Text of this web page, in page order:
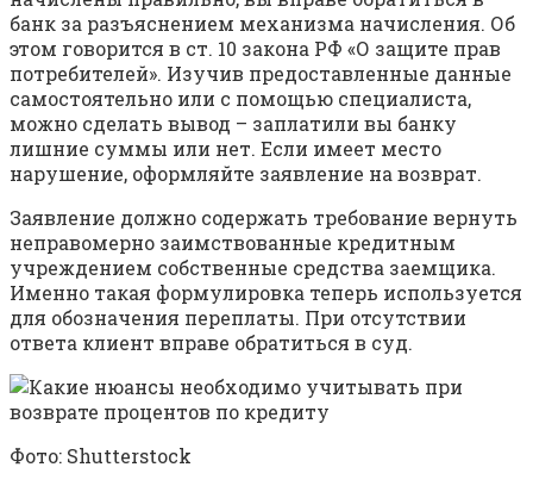
банк за разъяснением механизма начисления. Об
этом говорится в ст. 10 закона РФ «О защите прав
потребителей». Изучив предоставленные данные
самостоятельно или с помощью специалиста,
можно сделать вывод – заплатили вы банку
лишние суммы или нет. Если имеет место
нарушение, оформляйте заявление на возврат.
Заявление должно содержать требование вернуть
неправомерно заимствованные кредитным
учреждением собственные средства заемщика.
Именно такая формулировка теперь используется
для обозначения переплаты. При отсутствии
ответа клиент вправе обратиться в суд.
Фото: Shutterstock